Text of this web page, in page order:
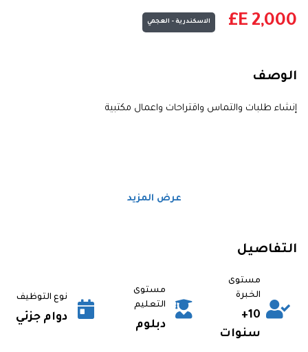
E£ 2,000 الاسكندرية - العجمي
الوصف
إنشاء طلبات والتماس واقتراحات واعمال مكتبية
عرض المزيد
التفاصيل
مستوى
الخبرة
10+
سنوات
مستوى
التعليم
دبلوم
نوع التوظيف
دوام جزئي